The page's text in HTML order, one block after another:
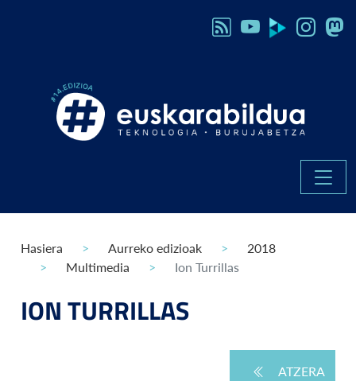
Hasiera Aurreko edizioak
2018
Multimedia
Ion Turrillas
ION TURRILLAS
ATZERA